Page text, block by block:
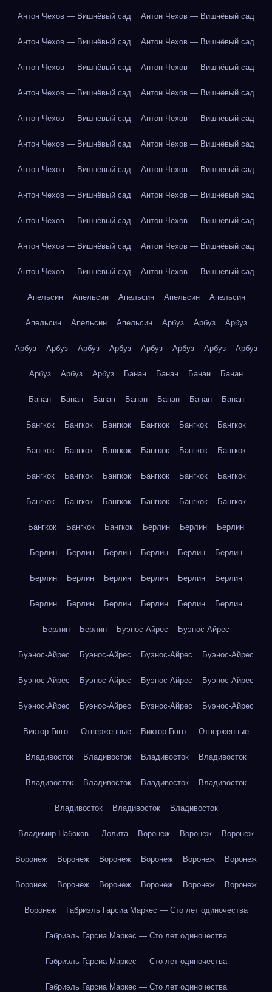
Антон Чехов — Вишнёвый сад Антон Чехов — Вишнёвый сад
Антон Чехов — Вишнёвый сад Антон Чехов — Вишнёвый сад
Антон Чехов — Вишнёвый сад Антон Чехов — Вишнёвый сад
Антон Чехов — Вишнёвый сад Антон Чехов — Вишнёвый сад
Антон Чехов — Вишнёвый сад Антон Чехов — Вишнёвый сад
Антон Чехов — Вишнёвый сад Антон Чехов — Вишнёвый сад
Антон Чехов — Вишнёвый сад Антон Чехов — Вишнёвый сад
Антон Чехов — Вишнёвый сад Антон Чехов — Вишнёвый сад
Антон Чехов — Вишнёвый сад Антон Чехов — Вишнёвый сад
Антон Чехов — Вишнёвый сад Антон Чехов — Вишнёвый сад
Антон Чехов — Вишнёвый сад Антон Чехов — Вишнёвый сад
Апельсин Апельсин Апельсин Апельсин Апельсин
Апельсин Апельсин Апельсин Арбуз Арбуз Арбуз
Арбуз Арбуз Арбуз Арбуз Арбуз Арбуз Арбуз Арбуз
Арбуз Арбуз Арбуз Банан Банан Банан Банан
Банан Банан Банан Банан Банан Банан Банан
Бангкок Бангкок Бангкок Бангкок Бангкок Бангкок
Бангкок Бангкок Бангкок Бангкок Бангкок Бангкок
Бангкок Бангкок Бангкок Бангкок Бангкок Бангкок
Бангкок Бангкок Бангкок Бангкок Бангкок Бангкок
Бангкок Бангкок Бангкок Берлин Берлин Берлин
Берлин Берлин Берлин Берлин Берлин Берлин
Берлин Берлин Берлин Берлин Берлин Берлин
Берлин Берлин Берлин Берлин Берлин Берлин
Берлин Берлин Буэнос-Айрес Буэнос-Айрес
Буэнос-Айрес Буэнос-Айрес Буэнос-Айрес Буэнос-Айрес
Буэнос-Айрес Буэнос-Айрес Буэнос-Айрес Буэнос-Айрес
Буэнос-Айрес Буэнос-Айрес Буэнос-Айрес Буэнос-Айрес
Виктор Гюго — Отверженные Виктор Гюго — Отверженные
Владивосток Владивосток Владивосток Владивосток
Владивосток Владивосток Владивосток Владивосток
Владивосток Владивосток Владивосток
Владимир Набоков — Лолита Воронеж Воронеж Воронеж
Воронеж Воронеж Воронеж Воронеж Воронеж Воронеж
Воронеж Воронеж Воронеж Воронеж Воронеж Воронеж
Воронеж Габриэль Гарсиа Маркес — Сто лет одиночества
Габриэль Гарсиа Маркес — Сто лет одиночества
Габриэль Гарсиа Маркес — Сто лет одиночества
Габриэль Гарсиа Маркес — Сто лет одиночества